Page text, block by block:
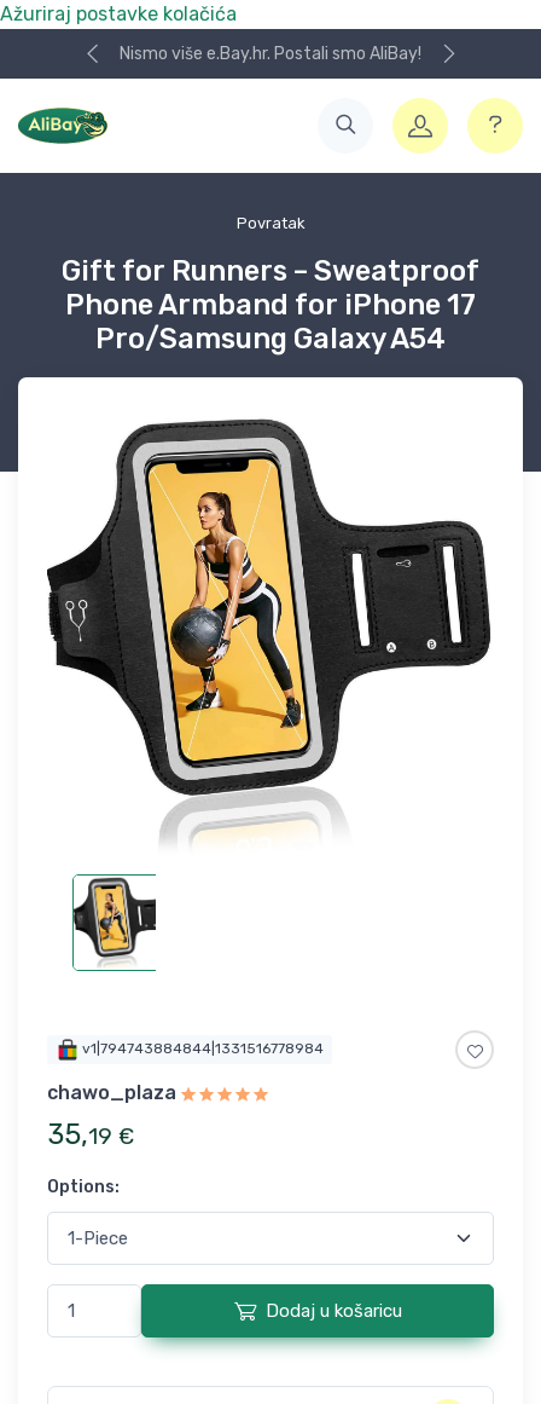
Ažuriraj postavke kolačića
Nismo više e.Bay.hr. Postali smo AliBay!
Povratak
Gift for Runners – Sweatproof
Phone Armband for iPhone 17
Pro/Samsung Galaxy A54
v1|794743884844|1331516778984
chawo_plaza
35,19 €
Options:
Dodaj u košaricu